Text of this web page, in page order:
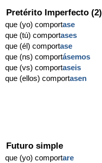
Pretérito Imperfecto (2)
que (yo) comportase
que (tú) comportases
que (él) comportase
que (ns) comportásemos
que (vs) comportaseis
que (ellos) comportasen
Futuro simple
que (yo) comportare